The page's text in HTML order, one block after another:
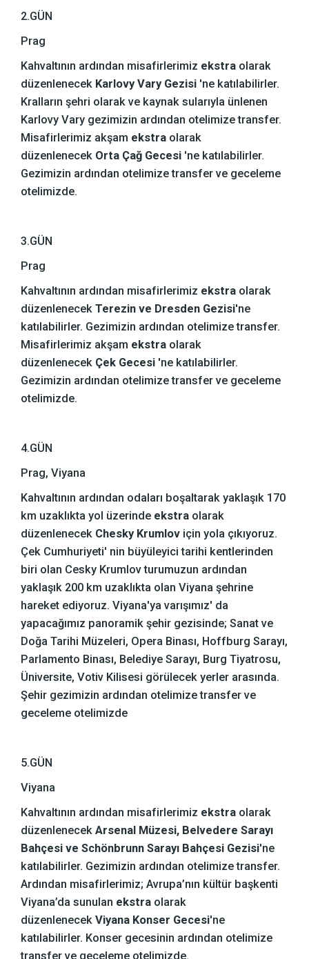
2.GÜN
Prag
Kahvaltının ardından misafirlerimiz ekstra olarak
düzenlenecek Karlovy Vary Gezisi 'ne katılabilirler.
Kralların şehri olarak ve kaynak sularıyla ünlenen
Karlovy Vary gezimizin ardından otelimize transfer.
Misafirlerimiz akşam ekstra olarak
düzenlenecek Orta Çağ Gecesi 'ne katılabilirler.
Gezimizin ardından otelimize transfer ve geceleme
otelimizde.
3.GÜN
Prag
Kahvaltının ardından misafirlerimiz ekstra olarak
düzenlenecek Terezin ve Dresden Gezisi'ne
katılabilirler. Gezimizin ardından otelimize transfer.
Misafirlerimiz akşam ekstra olarak
düzenlenecek Çek Gecesi 'ne katılabilirler.
Gezimizin ardından otelimize transfer ve geceleme
otelimizde.
4.GÜN
Prag, Viyana
Kahvaltının ardından odaları boşaltarak yaklaşık 170
km uzaklıkta yol üzerinde ekstra olarak
düzenlenecek Chesky Krumlov için yola çıkıyoruz.
Çek Cumhuriyeti' nin büyüleyici tarihi kentlerinden
biri olan Cesky Krumlov turumuzun ardından
yaklaşık 200 km uzaklıkta olan Viyana şehrine
hareket ediyoruz. Viyana'ya varışımız' da
yapacağımız panoramik şehir gezisinde; Sanat ve
Doğa Tarihi Müzeleri, Opera Binası, Hoffburg Sarayı,
Parlamento Binası, Belediye Sarayı, Burg Tiyatrosu,
Üniversite, Votiv Kilisesi görülecek yerler arasında.
Şehir gezimizin ardından otelimize transfer ve
geceleme otelimizde
5.GÜN
Viyana
Kahvaltının ardından misafirlerimiz ekstra olarak
düzenlenecek Arsenal Müzesi, Belvedere Sarayı
Bahçesi ve Schönbrunn Sarayı Bahçesi Gezisi'ne
katılabilirler. Gezimizin ardından otelimize transfer.
Ardından misafirlerimiz; Avrupa’nın kültür başkenti
Viyana’da sunulan ekstra olarak
düzenlenecek Viyana Konser Gecesi'ne
katılabilirler. Konser gecesinin ardından otelimize
transfer ve geceleme otelimizde.